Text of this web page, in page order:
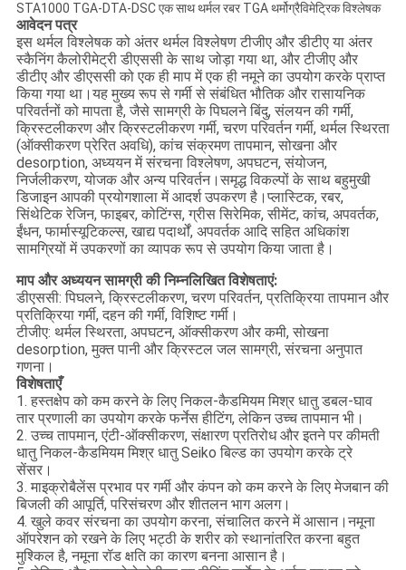
STA1000 TGA-DTA-DSC एक साथ थर्मल रबर TGA थर्मोग्रैविमेट्रिक विश्लेषक
आवेदन पत्र
इस थर्मल विश्लेषक को अंतर थर्मल विश्लेषण टीजीए और डीटीए या अंतर
स्कैनिंग कैलोरीमेट्री डीएससी के साथ जोड़ा गया था, और टीजीए और
डीटीए और डीएससी को एक ही माप में एक ही नमूने का उपयोग करके प्राप्त
किया गया था।यह मुख्य रूप से गर्मी से संबंधित भौतिक और रासायनिक
परिवर्तनों को मापता है, जैसे सामग्री के पिघलने बिंदु, संलयन की गर्मी,
क्रिस्टलीकरण और क्रिस्टलीकरण गर्मी, चरण परिवर्तन गर्मी, थर्मल स्थिरता
(ऑक्सीकरण प्रेरित अवधि), कांच संक्रमण तापमान, सोखना और
desorption, अध्ययन में संरचना विश्लेषण, अपघटन, संयोजन,
निर्जलीकरण, योजक और अन्य परिवर्तन।समृद्ध विकल्पों के साथ बहुमुखी
डिजाइन आपकी प्रयोगशाला में आदर्श उपकरण है।प्लास्टिक, रबर,
सिंथेटिक रेजिन, फाइबर, कोटिंग्स, ग्रीस सिरेमिक, सीमेंट, कांच, अपवर्तक,
ईंधन, फार्मास्यूटिकल्स, खाद्य पदार्थों, अपवर्तक आदि सहित अधिकांश
सामग्रियों में उपकरणों का व्यापक रूप से उपयोग किया जाता है।
माप और अध्ययन सामग्री की निम्नलिखित विशेषताएं:
डीएससी: पिघलने, क्रिस्टलीकरण, चरण परिवर्तन, प्रतिक्रिया तापमान और
प्रतिक्रिया गर्मी, दहन की गर्मी, विशिष्ट गर्मी।
टीजीए: थर्मल स्थिरता, अपघटन, ऑक्सीकरण और कमी, सोखना
desorption, मुक्त पानी और क्रिस्टल जल सामग्री, संरचना अनुपात
गणना।
विशेषताएँ
1. हस्तक्षेप को कम करने के लिए निकल-कैडमियम मिश्र धातु डबल-घाव
तार प्रणाली का उपयोग करके फर्नेस हीटिंग, लेकिन उच्च तापमान भी।
2. उच्च तापमान, एंटी-ऑक्सीकरण, संक्षारण प्रतिरोध और इतने पर कीमती
धातु निकल-कैडमियम मिश्र धातु Seiko बिल्ड का उपयोग करके ट्रे
सेंसर।
3. माइक्रोबैलेंस प्रभाव पर गर्मी और कंपन को कम करने के लिए मेजबान की
बिजली की आपूर्ति, परिसंचरण और शीतलन भाग अलग।
4. खुले कवर संरचना का उपयोग करना, संचालित करने में आसान।नमूना
ऑपरेशन को रखने के लिए भट्ठी के शरीर को स्थानांतरित करना बहुत
मुश्किल है, नमूना रॉड क्षति का कारण बनना आसान है।